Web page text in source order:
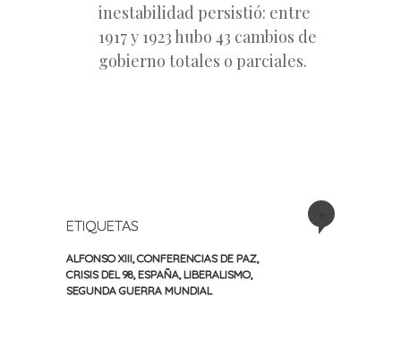
inestabilidad persistió: entre
1917 y 1923 hubo 43 cambios de
gobierno totales o parciales.
ETIQUETAS
ALFONSO XIII ,CONFERENCIAS DE PAZ
CRISIS DEL 98, ESPAÑA LIBERALISMO,
SEGUNDA GUERRA MUNDIAL